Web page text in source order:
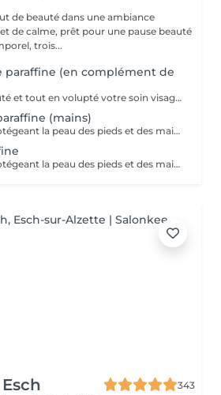
de beauté dans une ambiance
de calme, prêt pour une pause beauté
L'Intemporel, trois...
paraffine (en complément de
Pour terminer en beauté et tout en volupté votre soin visage, nous vous proposons le 'double masque '. Cela consiste en une application d'un masque crème bourré d'actifs hydratants/régénérants/anti-âge ou anti-oxydants suivi d'un bain de paraffine tiède. Ceci permet la pénétration intégrale du masque crème grâce à la chaleur de la paraffine et un fin de soin en douceur grâce aux actifs de la paraffine adoucissants et calmants. Une véritable sensation de détente.
(mains)
La paraffine agit en protégeant la peau des pieds et des mains contre les agressions extérieures. Sa capacité de rétention d'eau favorise l'hydratation de la peau. Le traitement à la paraffine est idéal pour avoir des membres lisses. En effet, ce produit procure un effet rajeunissant à la peau, en plus de l'adoucir. Uniquement avec un service de manucurie effectué à l'institut le même jour
La paraffine agit en protégeant la peau des pieds et des mains contre les agressions extérieures. Sa capacité de rétention d'eau favorise l'hydratation de la peau. Le traitement à la paraffine est idéal pour avoir des membres lisses. En effet, ce produit procure un effet rajeunissant à la peau, en plus de l'adoucir. Uniquement avec un service de beauté des pieds ou de pédicurie effectué à l'institut le même jour
343